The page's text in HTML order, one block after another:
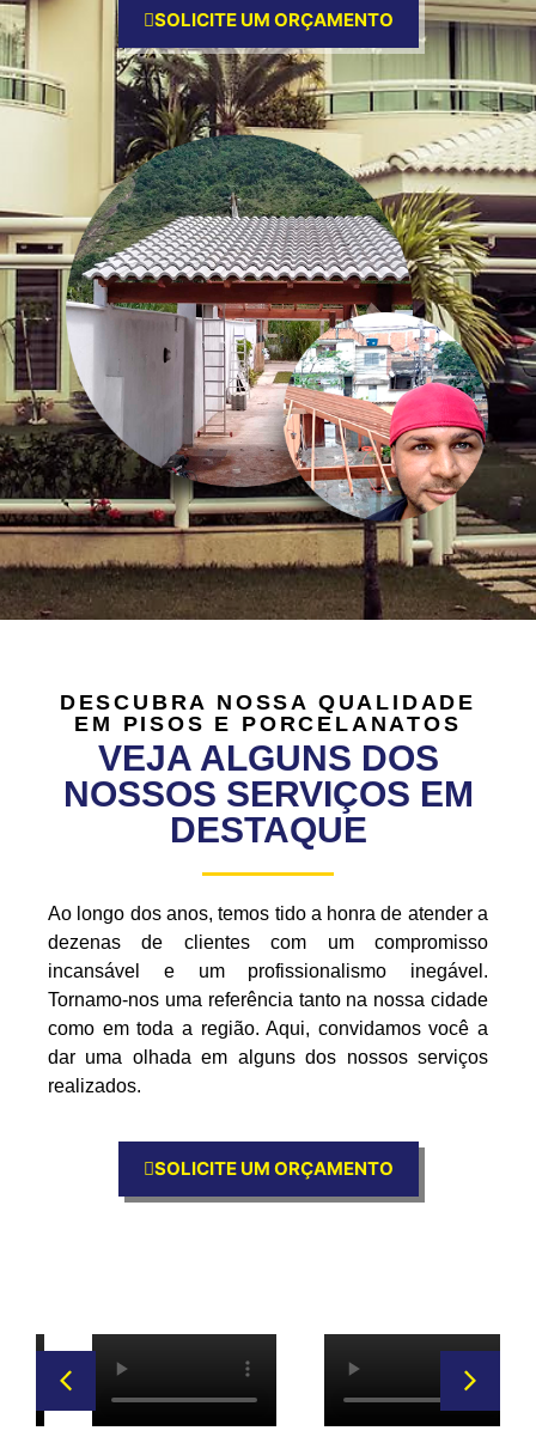
SOLICITE UM ORÇAMENTO
DESCUBRA NOSSA QUALIDADE
EM PISOS E PORCELANATOS
VEJA ALGUNS DOS
NOSSOS SERVIÇOS EM
DESTAQUE
Ao longo dos anos, temos tido a honra de atender a
dezenas de clientes com um compromisso
incansável e um profissionalismo inegável.
Tornamo-nos uma referência tanto na nossa cidade
como em toda a região. Aqui, convidamos você a
dar uma olhada em alguns dos nossos serviços
realizados.
SOLICITE UM ORÇAMENTO